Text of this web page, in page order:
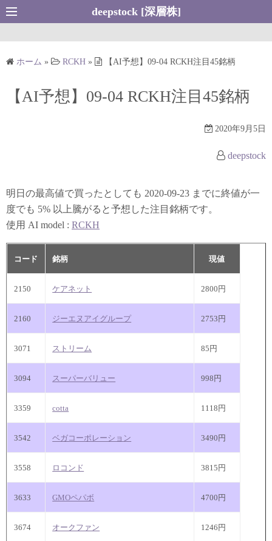
コ
ン
deepstock [深層株]
ホーム » RCKH » 【AI予想】09-04 RCKH注目45銘柄
【AI予想】09-04 RCKH注目45銘柄
2020年9月5日
deepstock
明日の最高値で買ったとしても 2020-09-23 までに終値が一
度でも 5% 以上騰がると予想した注目銘柄です。
使用 AI model : RCKH
コード 銘柄 現値
2150 ケアネット 2800円
2160 ジーエヌアイグループ 2753円
3071 ストリーム 85円
3094 スーパーバリュー 998円
3359 cotta 1118円
3542 ベガコーポレーション 3490円
3558 ロコンド 3815円
3633 GMOペパボ 4700円
3674 オークファン 1246円